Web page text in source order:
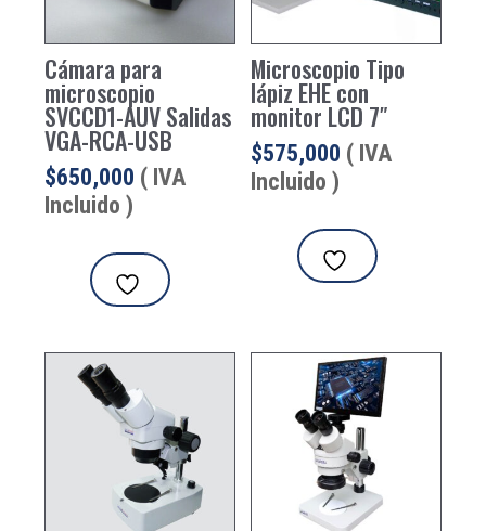
Cámara para
microscopio
SVCCD1-AUV Salidas
VGA-RCA-USB
$650,000 ( IVA
Incluido )
Microscopio Tipo
lápiz EHE con
monitor LCD 7″
$575,000 ( IVA
Incluido )